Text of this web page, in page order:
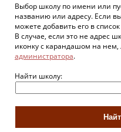
Выбор школу по имени или
названию или адресу. Если
можете добавить его в список
В случае, если это не адрес
иконку с карандашом на
администратора.
Найти школу: